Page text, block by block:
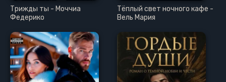
Трижды ты - Моччиа
Федерико
Тёплый свет ночного кафе -
Вель Мария